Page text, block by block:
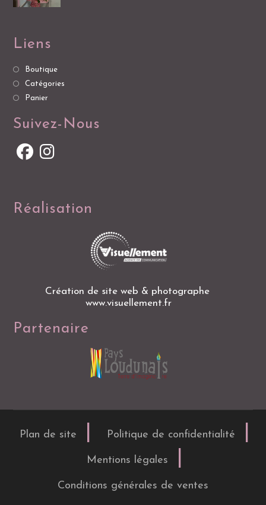
Liens
Boutique
Catégories
Panier
Suivez-Nous
Réalisation
Création de site web & photographe
www.visuellement.fr
Partenaire
Plan de site Politique de confidentialité
Mentions légales
Conditions générales de ventes